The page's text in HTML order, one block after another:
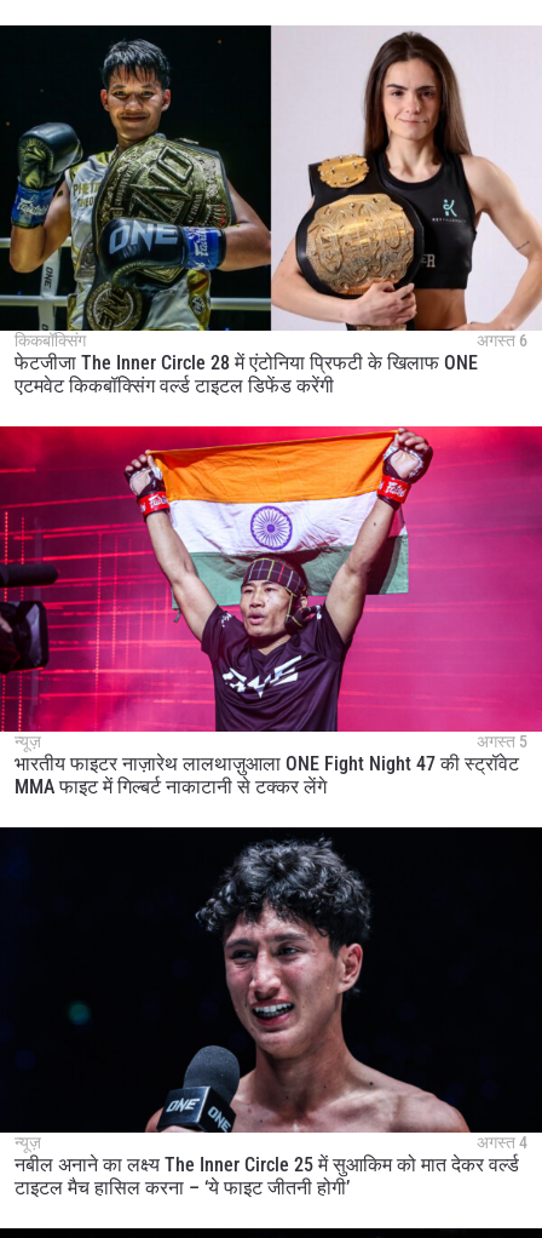
किकबॉक्सिंग अगस्त 6
फेटजीजा The Inner Circle 28 में एंटोनिया प्रिफटी के खिलाफ ONE
एटमवेट किकबॉक्सिंग वर्ल्ड टाइटल डिफेंड करेंगी
न्यूज़ अगस्त 5
भारतीय फाइटर नाज़ारेथ लालथाज़ुआला ONE Fight Night 47 की स्ट्रॉवेट
MMA फाइट में गिल्बर्ट नाकाटानी से टक्कर लेंगे
न्यूज़ अगस्त 4
नबील अनाने का लक्ष्य The Inner Circle 25 में सुआकिम को मात देकर वर्ल्ड
टाइटल मैच हासिल करना – ‘ये फाइट जीतनी होगी’
प्रतिद्वंद्वी
इवेंट
हाइलाइट्स देखें
सदस्यता लें
By submitting this form, you are agreeing to our
collection, use and disclosure of your information
under ourPrivacy Policy. You may unsubscribe from
these communications at any time.